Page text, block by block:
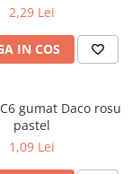
2,29 Lei
IN COS
gumat Daco rosu
pastel
1,09 Lei